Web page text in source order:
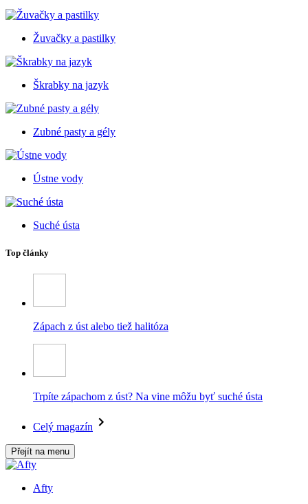
Žuvačky a pastilky
Škrabky na jazyk
Zubné pasty a gély
Ústne vody
Suché ústa
Top články
Zápach z úst alebo tiež halitóza
Trpíte zápachom z úst? Na vine môžu byť suché ústa
Celý magazín
Přejít na menu
Afty